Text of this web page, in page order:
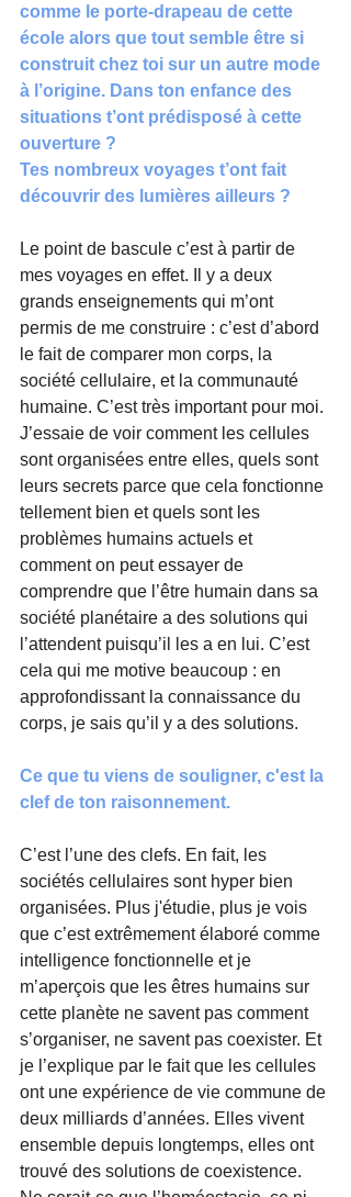
comme le porte-drapeau de cette
école alors que tout semble être si
construit chez toi sur un autre mode
à l’origine. Dans ton enfance des
situations t’ont prédisposé à cette
ouverture ?
Tes nombreux voyages t’ont fait
découvrir des lumières ailleurs ?
Le point de bascule c’est à partir de
mes voyages en effet. Il y a deux
grands enseignements qui m’ont
permis de me construire : c’est d’abord
le fait de comparer mon corps, la
société cellulaire, et la communauté
humaine. C’est très important pour moi.
J’essaie de voir comment les cellules
sont organisées entre elles, quels sont
leurs secrets parce que cela fonctionne
tellement bien et quels sont les
problèmes humains actuels et
comment on peut essayer de
comprendre que l’être humain dans sa
société planétaire a des solutions qui
l’attendent puisqu’il les a en lui. C’est
cela qui me motive beaucoup : en
approfondissant la connaissance du
corps, je sais qu’il y a des solutions.
Ce que tu viens de souligner, c'est la
clef de ton raisonnement.
C’est l’une des clefs. En fait, les
sociétés cellulaires sont hyper bien
organisées. Plus j'étudie, plus je vois
que c’est extrêmement élaboré comme
intelligence fonctionnelle et je
m’aperçois que les êtres humains sur
cette planète ne savent pas comment
s’organiser, ne savent pas coexister. Et
je l’explique par le fait que les cellules
ont une expérience de vie commune de
deux milliards d’années. Elles vivent
ensemble depuis longtemps, elles ont
trouvé des solutions de coexistence.